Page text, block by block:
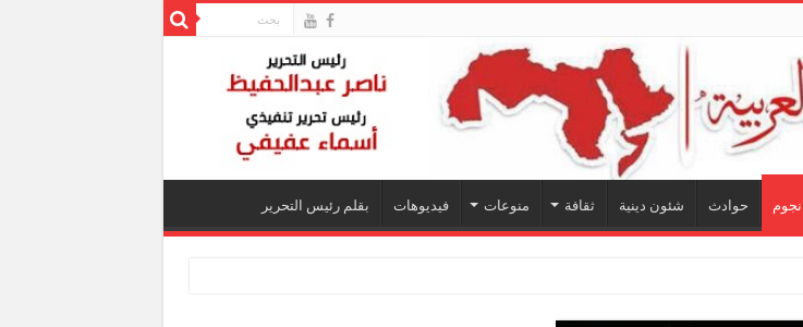
حوادث شئون دينية ثقافة منوعات فيديوهات بقلم رئيس التحرير
مستقبل ا